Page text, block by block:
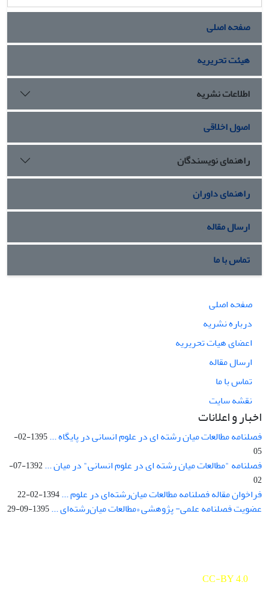
صفحه اصلی
هیئت تحریریه
اطلاعات نشریه
اصول اخلاقی
راهنمای نویسندگان
راهنمای داوران
ارسال مقاله
تماس با ما
صفحه اصلی
درباره نشریه
اعضای هیات تحریریه
ارسال مقاله
تماس با ما
نقشه سایت
اخبار و اعلانات
فصلنامه مطالعات میان رشته ای در علوم انسانی در پایگاه ...
1395-02-
05
فصلنامه "مطالعات میان رشته ای در علوم انسانی" در میان ...
1392-07-
02
فراخوان مقاله فصلنامه مطالعات میان‌رشته‌ای در علوم ...1394-02-22
عضویت فصلنامه علمی- پژوهشی «مطالعات میان‌رشته‌ای ...1395-09-29
CC-BY 4.0